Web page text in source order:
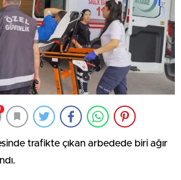
trafikte çıkan arbedede biri ağır